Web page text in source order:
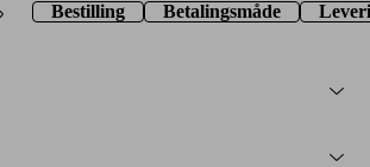
Bestilling Betalingsmåde